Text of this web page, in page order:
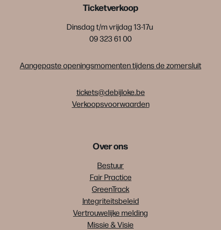
Ticketverkoop
Dinsdag t/m vrijdag 13-17u
09 323 61 00
Aangepaste openingsmomenten tijdens de zomersluit
tickets@debijloke.be
Verkoopsvoorwaarden
Over ons
Bestuur
Fair Practice
GreenTrack
Integriteitsbeleid
Vertrouwelijke melding
Missie & Visie